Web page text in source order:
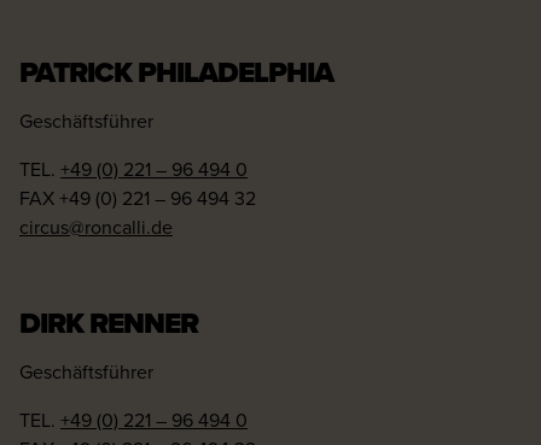
PATRICK PHILADELPHIA
Geschäftsführer
TEL. +49 (0) 221 – 96 494 0
FAX +49 (0) 221 – 96 494 32
circus@roncalli.de
DIRK RENNER
Geschäftsführer
TEL. +49 (0) 221 – 96 494 0